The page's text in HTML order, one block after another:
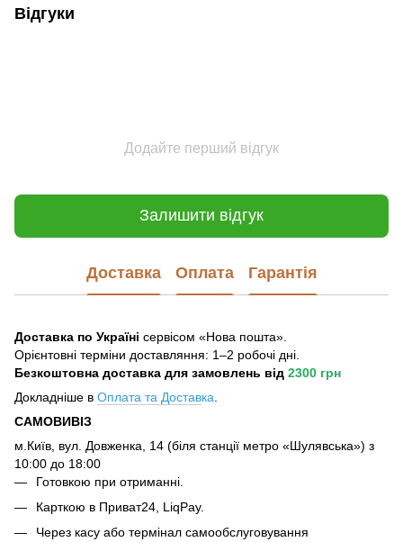
Відгуки
Додайте перший відгук
Залишити відгук
Доставка Оплата Гарантія
Доставка по Україні сервісом «Нова пошта».
Орієнтовні терміни доставляння: 1–2 робочі дні.
Безкоштовна доставка для замовлень від 2300 грн
Докладніше в Оплата та Доставка
САМОВИВІЗ
м.Київ, вул. Довженка, 14 (біля станції метро «Шулявська») з
10:00 до 18:00
Готовкою при отриманні.
Карткою в Приват24, LiqPay.
Через касу або термінал самообслуговування